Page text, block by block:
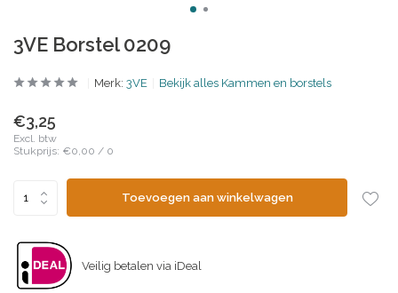
3VE Borstel 0209
Merk: 3VE Bekijk alles Kammen en borstels
€3,25
Excl. btw
Stukprijs: €0,00 / 0
Toevoegen aan winkelwagen
Veilig betalen via iDeal